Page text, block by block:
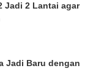
Jadi 2 Lantai agar
Jadi Baru dengan